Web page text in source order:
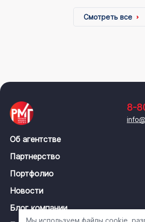
Смотреть все
8-
Об агентстве
Партнерство
Портфолио
Новости
Блог компании
Мы используем файлы cookie,